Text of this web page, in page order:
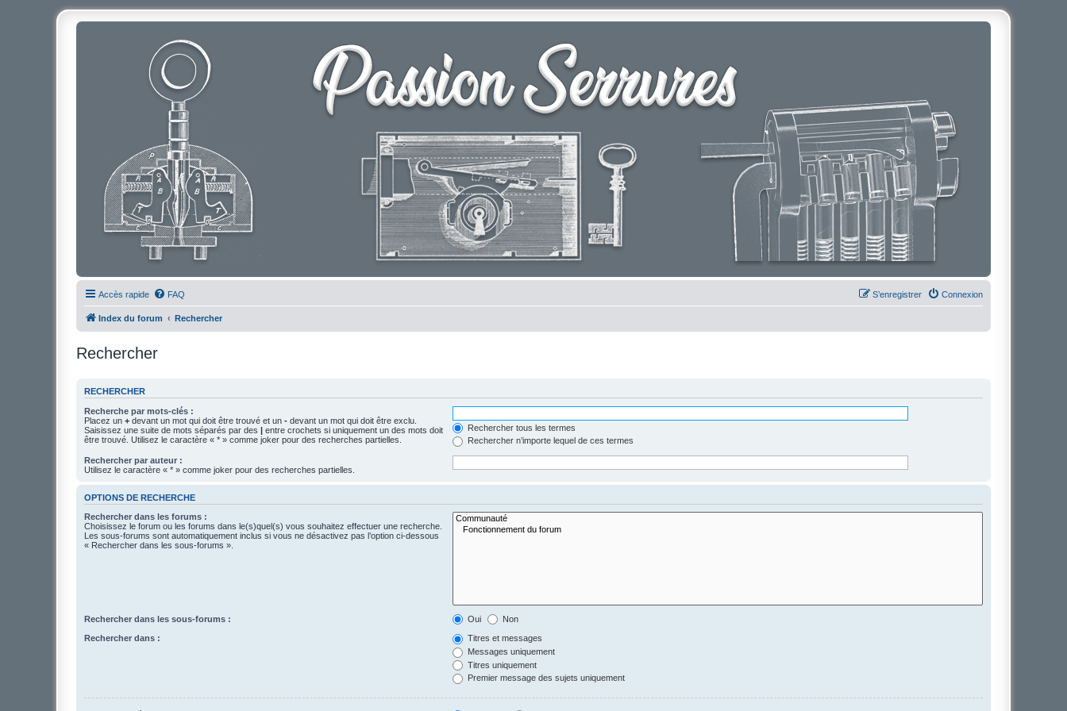
Accès rapide FAQ Connexion
S’enregistrer
Index du forum Rechercher
Rechercher
RECHERCHER
Recherche par mots-clés :
Placez un + devant un mot qui doit être trouvé et un - devant un mot qui doit être exclu.
Saisissez une suite de mots séparés par des | entre crochets si uniquement un des mots doit
être trouvé. Utilisez le caractère « * » comme joker pour des recherches partielles.
Rechercher tous les termes
Rechercher n’importe lequel de ces termes
Rechercher par auteur :
Utilisez le caractère « * » comme joker pour des recherches partielles.
OPTIONS DE RECHERCHE
Rechercher dans les forums :
Choisissez le forum ou les forums dans le(s)quel(s) vous souhaitez effectuer une recherche.
Les sous-forums sont automatiquement inclus si vous ne désactivez pas l’option ci-dessous
« Rechercher dans les sous-forums ».
Rechercher dans les sous-forums : Oui Non
Rechercher dans :
Titres et messages
Messages uniquement
Titres uniquement
Premier message des sujets uniquement